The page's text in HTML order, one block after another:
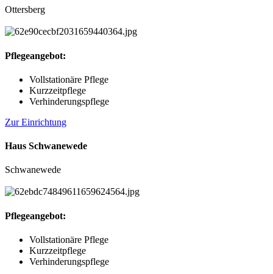
Ottersberg
Pflegeangebot:
Vollstationäre Pflege
Kurzzeitpflege
Verhinderungspflege
Zur Einrichtung
Haus Schwanewede
Schwanewede
Pflegeangebot:
Vollstationäre Pflege
Kurzzeitpflege
Verhinderungspflege